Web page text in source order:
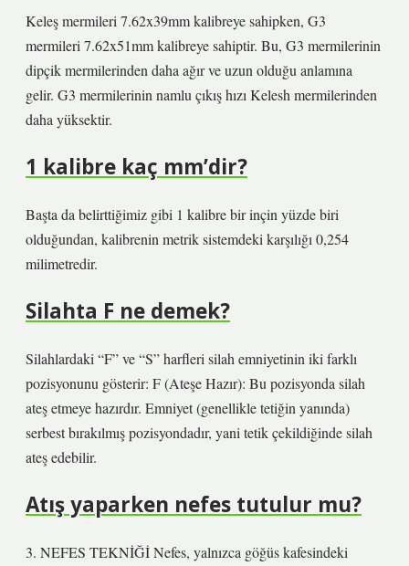
Keleş mermileri 7.62x39mm kalibreye sahipken, G3
mermileri 7.62x51mm kalibreye sahiptir. Bu, G3 mermilerinin
dipçik mermilerinden daha ağır ve uzun olduğu anlamına
gelir. G3 mermilerinin namlu çıkış hızı Kelesh mermilerinden
daha yüksektir.
1 kalibre kaç mm’dir?
Başta da belirttiğimiz gibi 1 kalibre bir inçin yüzde biri
olduğundan, kalibrenin metrik sistemdeki karşılığı 0,254
milimetredir.
Silahta F ne demek?
Silahlardaki “F” ve “S” harfleri silah emniyetinin iki farklı
pozisyonunu gösterir: F (Ateşe Hazır): Bu pozisyonda silah
ateş etmeye hazırdır. Emniyet (genellikle tetiğin yanında)
serbest bırakılmış pozisyondadır, yani tetik çekildiğinde silah
ateş edebilir.
Atış yaparken nefes tutulur mu?
3. NEFES TEKNİĞİ Nefes, yalnızca göğüs kafesindeki